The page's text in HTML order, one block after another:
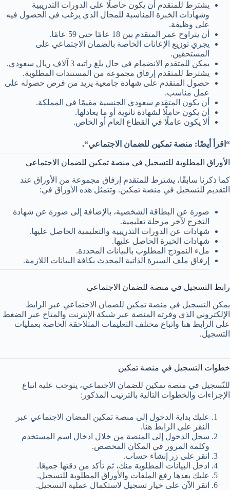
يشترط للمتقدم أن يكون حاصلًا على الدورات التدريبية
وشهادات الخبرة المناسبة للمجال الذي يرغب في الحصول فيه
على وظيفة.
أن يتراوح عمر المتقدم بين 18 عامًا حتى 59 عامًا.
يجري توزيع الإعانات الخاصة بالضمان الاجتماعي على
المستحقين.
يمكن للمتقدم الانضمام في حال بلغ راتبه 3 آلاف ريال سعودي.
يشترط للمتقدم إرفاق مجموعة من المستندات المطلوبة.
حصول المتقدم على شهادة جامعية يزيد من فرص حصوله على
عمل مناسب.
أن يكون المتقدم سعودي الجنسية مقيمًا في المملكة.
أن يكون حاملًا لشهادة ثانوية أو ما يعادلها.
ألا يكون عاملًا في القطاع العام أو الخاص.
“اقرأ أيضًا: منصة تمكين للضمان الاجتماعي“.
الأوراق المطلوبة للتسجيل في منصة تمكين للضمان الاجتماعي
كما ذكرنا سابقًا، يشترط للمتقدم إرفاق مجموعة من الأوراق عند
التقديم للتسجيل في منصة تمكين. وتتمثل هذه الأوراق في:
صورة عن البطاقة الشخصية، بالإضافة إلى صورة عن شهادة
التخرج لآخر مرحلة تعليمية.
شهادات عن الدورات التدريبية والتعليمية الحاصل عليها.
شهادات الخبرة الحاصل عليها.
ملء النموذج المطلوب بالبيانات المحددة.
إرفاق ملف السيرة الذاتية المحدث بكافة البيانات اللازمة.
رابط التسجيل في منصة للضمان الاجتماعي
يمكن التسجيل في منصة تمكين للضمان الاجتماعي عبر الرابط
الإلكتروني الذي وفرته المنصة عبر شبكة الإنترنت والمتاح عبر الضغط
على الرابط هنا واتباع مختلف التعليمات المتلاحقة الخاصة بعمليات
التسجيل.
خطوات التسجيل في منصة تمكين
للتّسجيل في منصة تمكين للضمان الاجتماعي، يتوجب عليه اتباع
الإجراءات والخطوات التالية بالترتيب المذكور:
عليك بداية الدخول إلى منصة تمكين المضان الاجتماعي عبر
النقر على الرابط هنا.
سجل الدخول إلى المنصة من خلال ادخال اسم المستخدم
وكلمة المرور في المكان المخصص.
انقر على زر إنشاء حساب.
ادخل البيانات المطلوبة منك، ثم تأكد من دقتها جميعًا.
عليك بعدها رفع الملفات والأوراق المطلوبة للتسجيل.
انقر الآن على خيار تسجيل لاستكمال عملية التسجيل.